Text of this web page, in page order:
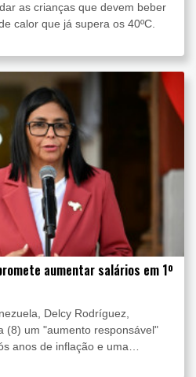
as crianças que devem beber
calor que já supera os 40ºC.
aumentar salários em 1º
Delcy Rodríguez,
(8) um "aumento responsável"
anos de inflação e uma
na última década.